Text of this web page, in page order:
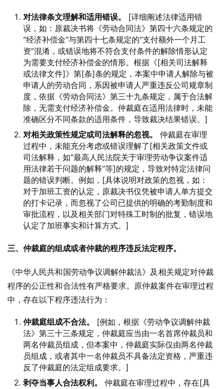
对法律条文理解和适用错误。
[详细阐述法律适用错
误，如：原裁决书将《劳动合同法》第四十六条规定的
“经济补偿金”与第四十七条规定的“支付额外一个月工
资”混淆，或错误地将不符合支付条件的解除情形认定
为需要支付经济补偿金的情形。根据《[相关司法解释
或法律文件]》第[条]条的规定，本案中申请人解除与被
申请人的劳动合同，系因被申请人严重违反公司规章制
度，依据《劳动合同法》第三十九条规定，属于合法解
除，无需支付经济补偿金。仲裁庭在适用法律时，未能
准确区分不同条款的适用条件，导致裁决结果错误。]
对相关政策性规定或司法解释的忽视。
仲裁庭在审理
过程中，未能充分考虑或错误理解了[相关政策文件或
司法解释，如“最高人民法院关于审理劳动争议案件适
用法律若干问题的解释”等]的规定，导致对特定法律问
题的错误判断。例如，[具体说明对政策的忽视，如：
对于加班工资的认定，原裁决书仅凭被申请人单方提交
的打卡记录，而忽视了公司已提供的明确的考勤制度和
审批流程，以及相关部门对特殊工时制的批复，错误地
认定了加班事实和计算方式。]
三、仲裁庭的组成或者仲裁的程序违反法定程序。
《中华人民共和国劳动争议调解仲裁法》及相关规定对仲裁
程序的公正性和合法性有严格要求。原仲裁案件在审理过程
中，存在以下程序违法行为：
仲裁庭组成不合法。
[例如，根据《劳动争议调解仲裁
法》第三十三条规定，仲裁庭应当由一名首席仲裁员和
两名仲裁员组成，但本案中，仲裁庭实际仅由两名仲裁
员组成，或者其中一名仲裁员不具备法定资格，严重违
反了仲裁庭的法定组成要求。]
剥夺当事人合法权利。
仲裁庭在审理过程中，存在[具